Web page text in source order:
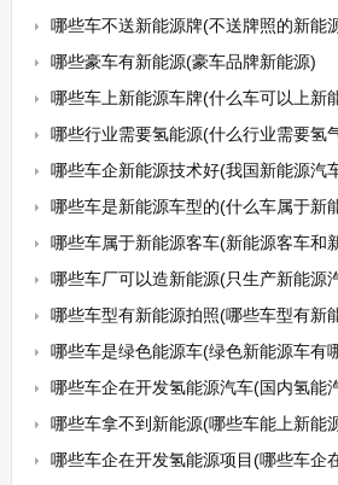
哪些车不送新能源牌(不送牌照的新能
哪些豪车有新能源(豪车品牌新能源)
哪些车上新能源车牌(什么车可以上新能源
哪些行业需要氢能源(什么行业需要氢
哪些车企新能源技术好(我国新能源汽
哪些车是新能源车型的(什么车属于新
哪些车属于新能源客车(新能源客车和
哪些车厂可以造新能源(只生产新能源
哪些车型有新能源拍照(哪些车型有新
哪些车是绿色能源车(绿色新能源车有
哪些车企在开发氢能源汽车(国内氢能
哪些车拿不到新能源(哪些车能上新能
哪些车企在开发氢能源项目(哪些车企